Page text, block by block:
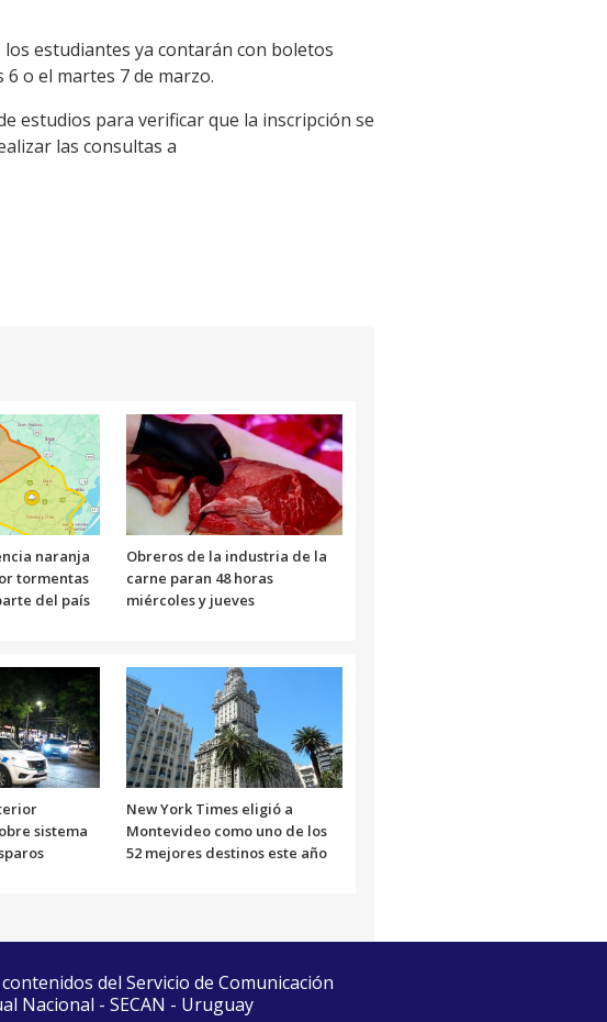
estudiantes ya contarán con boletos
o el martes 7 de marzo.
estudios para verificar que la inscripción se
las consultas a
naranja
tormentas
del país
Obreros de la industria de la
carne paran 48 horas
miércoles y jueves
sistema
New York Times eligió a
Montevideo como uno de los
52 mejores destinos este año
del Servicio de Comunicación
Nacional - SECAN - Uruguay